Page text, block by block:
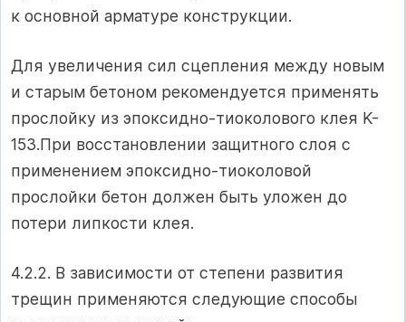
к основной арматуре конструкции.
Для увеличения сил сцепления между новым
и старым бетоном рекомендуется применять
прослойку из эпоксидно-тиоколового клея K-
153.При восстановлении защитного слоя с
применением эпоксидно-тиоколовой
прослойки бетон должен быть уложен до
потери липкости клея.
4.2.2. В зависимости от степени развития
трещин применяются следующие способы